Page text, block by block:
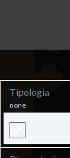
Tipologia
none